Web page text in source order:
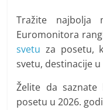
e
s
t
i
Tražite najbolja
Euromonitora
svetu za posetu,
svetu, destinacije
Želite da
posetu u 2026.